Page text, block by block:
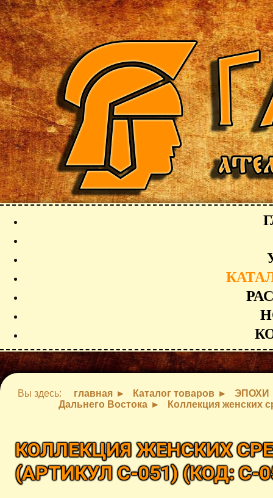
Вы здесь: главная Каталог товаров
ЭПОХИ
Дальнего Востока
Коллекция женских
КОЛЛЕКЦИЯ ЖЕНСКИХ
(АРТИКУЛ C-051)(КОД:C-